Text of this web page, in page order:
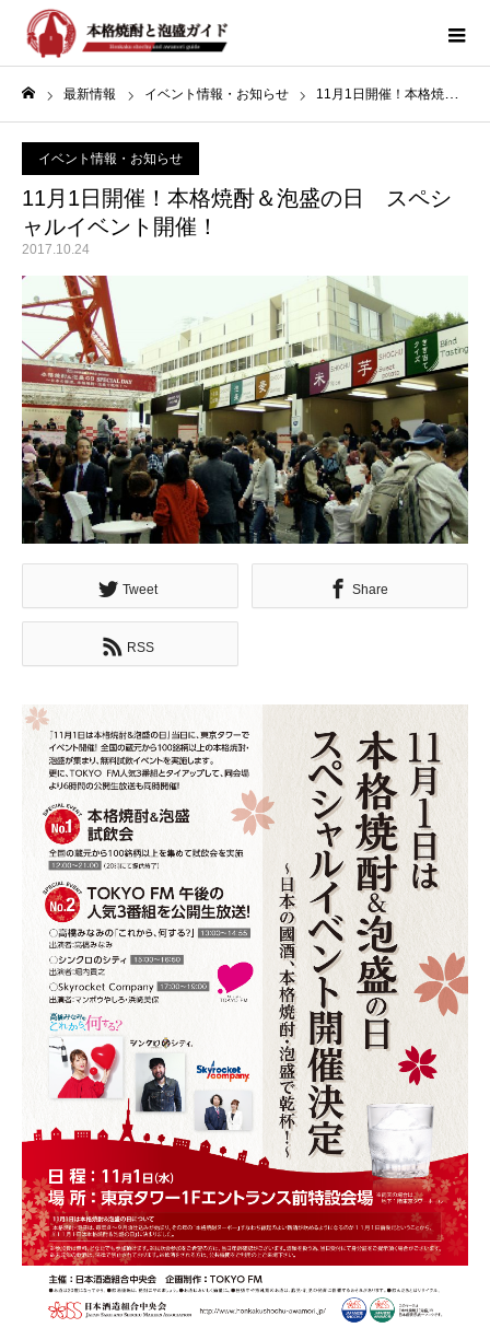
最新情報 イベント情報・お知らせ 11月1日開催！本格焼酎＆泡盛の日 スペシャルイベント開催！
イベント情報・お知らせ
11月1日開催！本格焼酎＆泡盛の日 スペシ
ャルイベント開催！
2017.10.24
Tweet Share
RSS